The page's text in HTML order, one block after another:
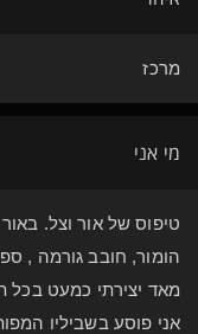
מרכז
מי אני
טיפוס של אור וצל.
הומור, חובב גורמה ,
מאד יצירתי כמעט בכל
אני פוסע בשביליו